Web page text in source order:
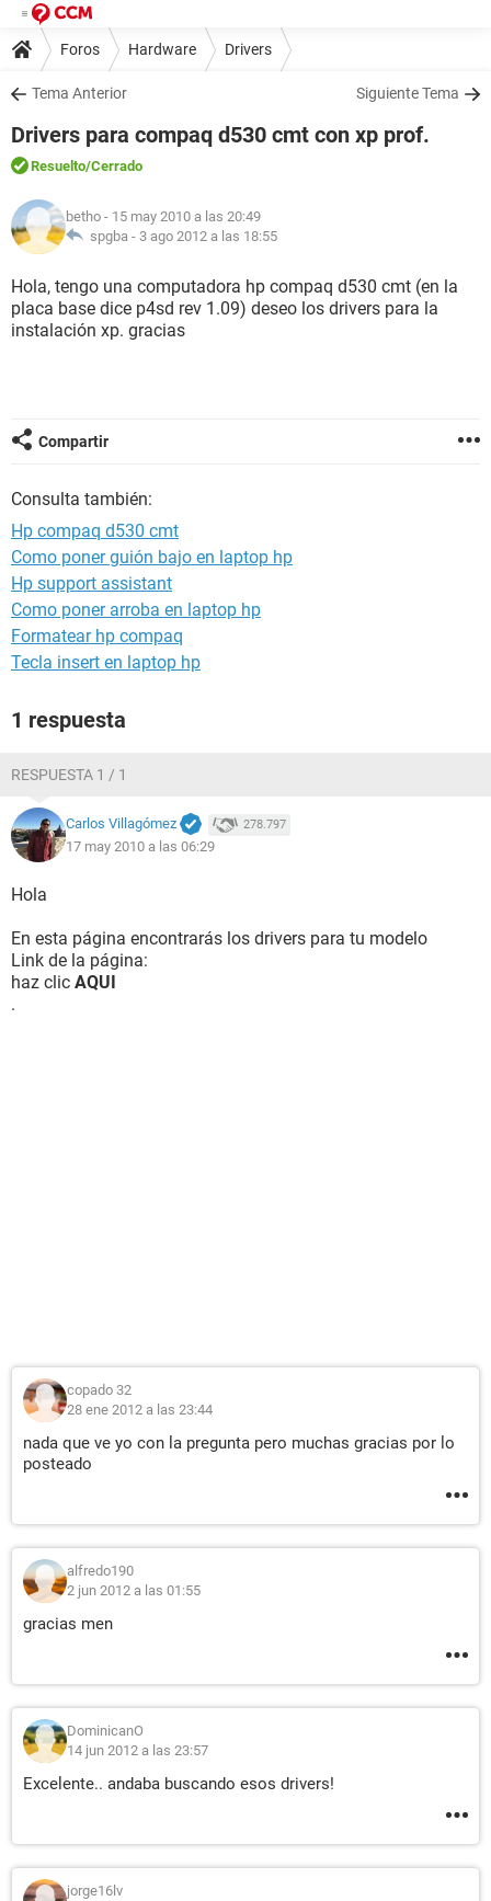
Foros Hardware Drivers
Tema Anterior Siguiente Tema
Drivers para compaq d530 cmt con xp prof.
Resuelto/Cerrado
betho - 15 may 2010 a las 20:49
spgba - 3 ago 2012 a las 18:55
Hola, tengo una computadora hp compaq d530 cmt (en la
placa base dice p4sd rev 1.09) deseo los drivers para la
instalación xp. gracias
Compartir
Consulta también:
Hp compaq d530 cmt
Como poner guión bajo en laptop hp
Hp support assistant
Como poner arroba en laptop hp
Formatear hp compaq
Tecla insert en laptop hp
1 respuesta
RESPUESTA 1 / 1
Carlos Villagómez 278.797
17 may 2010 a las 06:29
Hola
En esta página encontrarás los drivers para tu modelo
Link de la página:
haz clic AQUI
.
copado 32
28 ene 2012 a las 23:44
nada que ve yo con la pregunta pero muchas gracias por lo
posteado
alfredo190
2 jun 2012 a las 01:55
gracias men
DominicanO
14 jun 2012 a las 23:57
Excelente.. andaba buscando esos drivers!
jorge16lv